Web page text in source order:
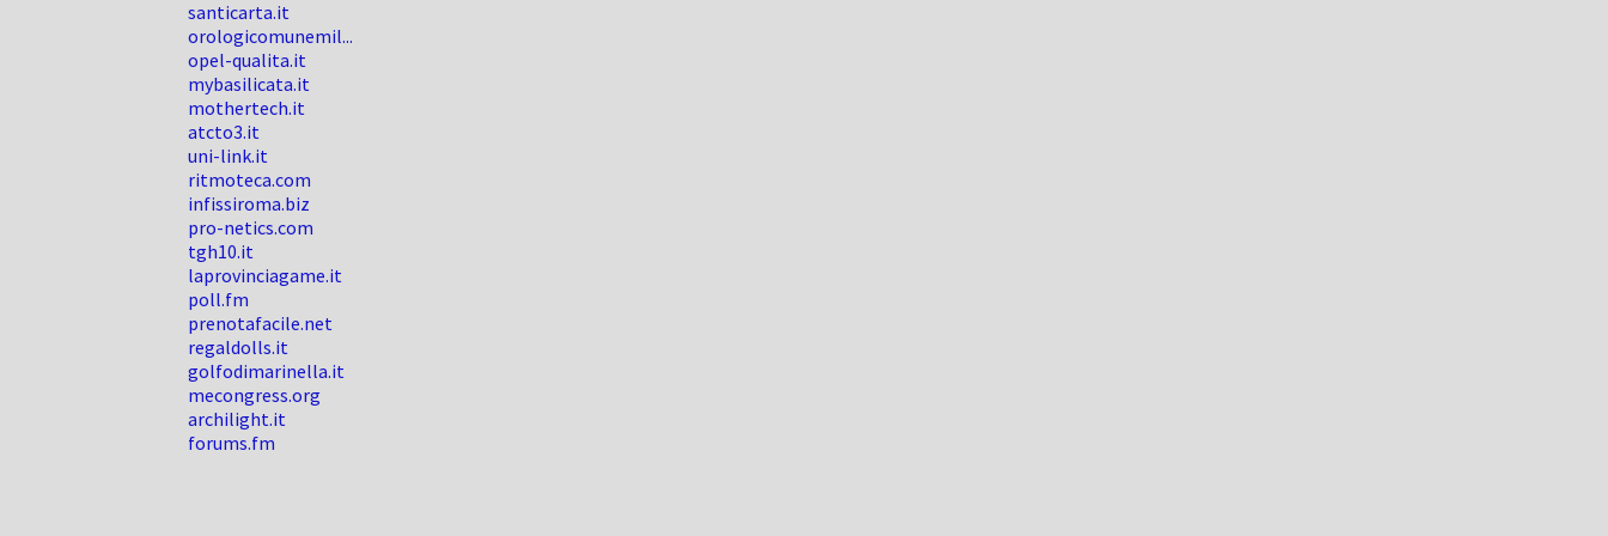
santicarta.it
orologicomunemil...
opel-qualita.it
mybasilicata.it
mothertech.it
atcto3.it
uni-link.it
ritmoteca.com
infissiroma.biz
pro-netics.com
tgh10.it
laprovinciagame.it
poll.fm
prenotafacile.net
regaldolls.it
golfodimarinella.it
mecongress.org
archilight.it
forums.fm